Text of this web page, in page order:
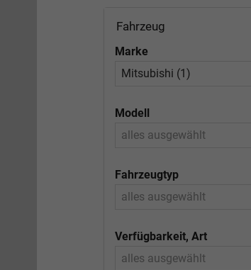
Fahrzeug
Marke
Mitsubishi (1)
Modell
alles ausgewählt
Fahrzeugtyp
alles ausgewählt
Verfügbarkeit, Art
alles ausgewählt